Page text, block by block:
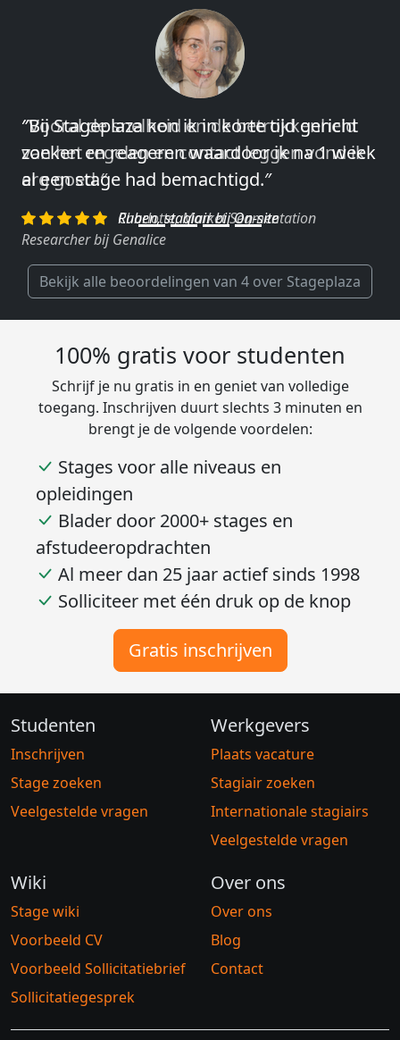
″Vooral de snelheid en de betrokkenheid
van het regelen en contact leggen vond ik
erg goed.″
Charlotte, Market Segmentation
Researcher bij Genalice
Bekijk alle beoordelingen van 4 over Stageplaza
100% gratis voor studenten
Schrijf je nu gratis in en geniet van volledige
toegang. Inschrijven duurt slechts 3 minuten en
brengt je de volgende voordelen:
Stages voor alle niveaus en
opleidingen
Blader door 2000+ stages en
afstudeeropdrachten
Al meer dan 25 jaar actief sinds 1998
Solliciteer met één druk op de knop
Gratis inschrijven
Studenten
Inschrijven
Stage zoeken
Veelgestelde vragen
Werkgevers
Plaats vacature
Stagiair zoeken
Internationale stagiairs
Veelgestelde vragen
Wiki
Stage wiki
Voorbeeld CV
Voorbeeld Sollicitatiebrief
Sollicitatiegesprek
Over ons
Over ons
Blog
Contact